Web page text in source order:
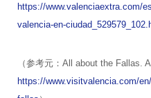
https://www.valenciaextra.com/
valencia-en-
（参考元：All about the Fallas.
https://www.visitvalencia.com/